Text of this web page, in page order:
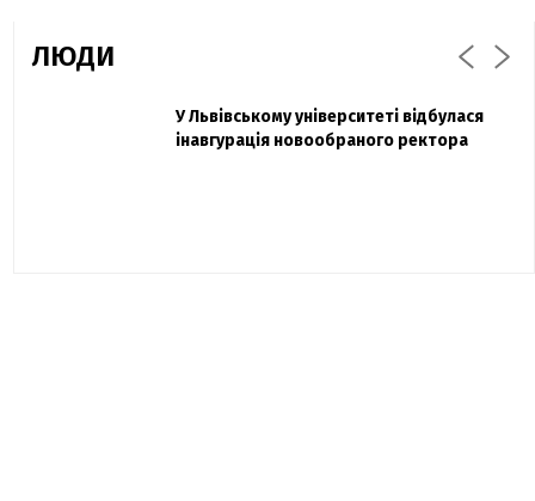
ЛЮДИ
Павло Дак
«Час не лікує, лише притуплює біль»:
Захисник "Азовсталі" Діанов вдруге
одружився та показав фото з весілля
У Львівському університеті відбулася
інавгурація новообраного ректора